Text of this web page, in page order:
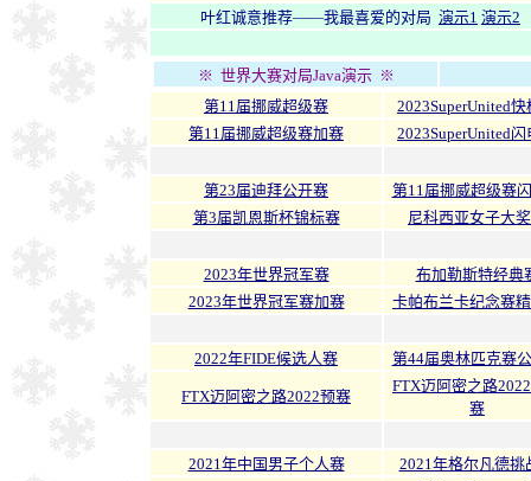
叶红诚意推荐——我最喜爱的对局 演示1 演示2
※ 世界大赛对局Java演示 ※
第11届挪威超级赛
2023SuperUnited快
第11届挪威超级赛加赛
2023SuperUnited闪
第23届迪拜公开赛
第11届挪威超级赛
第3届凯恩斯杯锦标赛
尼科西亚女子大
2023年世界冠军赛
布加勒斯特经典
2023年世界冠军赛加赛
卡帕布兰卡纪念赛
2022年FIDE候选人赛 第44届奥林匹克赛
FTX迈阿密之路2022预赛
FTX迈阿密之路
赛
2021年中国男子个人赛 2021年格尔凡德挑